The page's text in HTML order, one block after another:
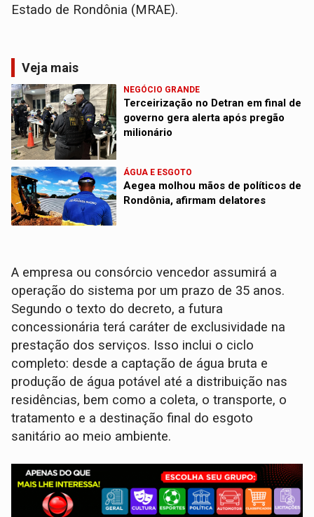
Estado de Rondônia (MRAE).
Veja mais
NEGÓCIO GRANDE
Terceirização no Detran em final de
governo gera alerta após pregão
milionário
ÁGUA E ESGOTO
Aegea molhou mãos de políticos de
Rondônia, afirmam delatores
A empresa ou consórcio vencedor assumirá a
operação do sistema por um prazo de 35 anos.
Segundo o texto do decreto, a futura
concessionária terá caráter de exclusividade na
prestação dos serviços. Isso inclui o ciclo
completo: desde a captação de água bruta e
produção de água potável até a distribuição nas
residências, bem como a coleta, o transporte, o
tratamento e a destinação final do esgoto
sanitário ao meio ambiente.